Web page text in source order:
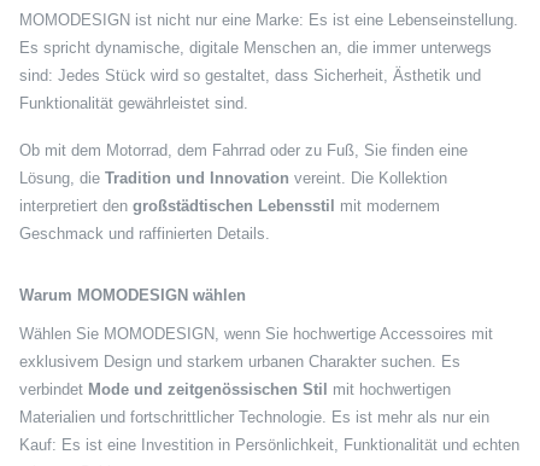
MOMODESIGN ist nicht nur eine Marke: Es ist eine Lebenseinstellung.
Es spricht dynamische, digitale Menschen an, die immer unterwegs
sind: Jedes Stück wird so gestaltet, dass Sicherheit, Ästhetik und
Funktionalität gewährleistet sind.
Ob mit dem Motorrad, dem Fahrrad oder zu Fuß, Sie finden eine
Lösung, die Tradition und Innovation vereint. Die Kollektion
interpretiert den großstädtischen Lebensstil mit modernem
Geschmack und raffinierten Details.
Warum MOMODESIGN wählen
Wählen Sie MOMODESIGN, wenn Sie hochwertige Accessoires mit
exklusivem Design und starkem urbanen Charakter suchen. Es
verbindet Mode und zeitgenössischen Stil mit hochwertigen
Materialien und fortschrittlicher Technologie. Es ist mehr als nur ein
Kauf: Es ist eine Investition in Persönlichkeit, Funktionalität und echten